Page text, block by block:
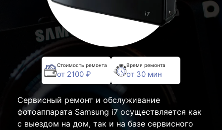
Стоимость ремонта
от 2100 ₽
Время ремонта
от 30 мин
Сервисный ремонт и обслуживание
фотоаппарата Samsung i7 осуществляется как
с выездом на дом, так и на базе сервисного